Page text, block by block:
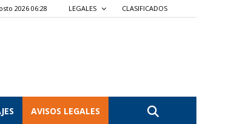
2026 06:28 LEGALES CLASIFICADOS
AVISOS LEGALES